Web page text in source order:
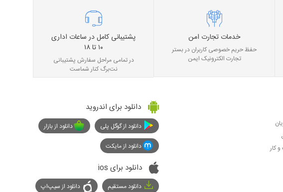
خدمات تجارت امن
حفظ حریم خصوصی کاربران در بستر
تجارت الکترونیک ایمن
پشتیبانی کامل در ساعات اداری
۱۰ تا ۱۸
در تمامی مراحل سفارش پشتیبانی
نت‌برگ کنار شماست
دانلود برای اندروید
دانلود از گوگل پلی
دانلود از بازار
دانلود از مایکت
دانلود برای ios
دانلود مستقیم دانلود از سیپ‌اپ
کار